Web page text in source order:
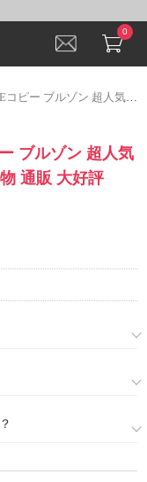
0
新品シュプリームブランド 偽物 通販 大好評
ブルゾン 超人気
通販 大好評